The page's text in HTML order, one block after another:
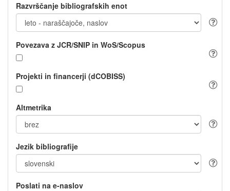
Razvrščanje bibliografskih enot
Povezava z JCR/SNIP in WoS/Scopus
Projekti in financerji (dCOBISS)
Altmetrika
Jezik bibliografije
Poslati na e-naslov